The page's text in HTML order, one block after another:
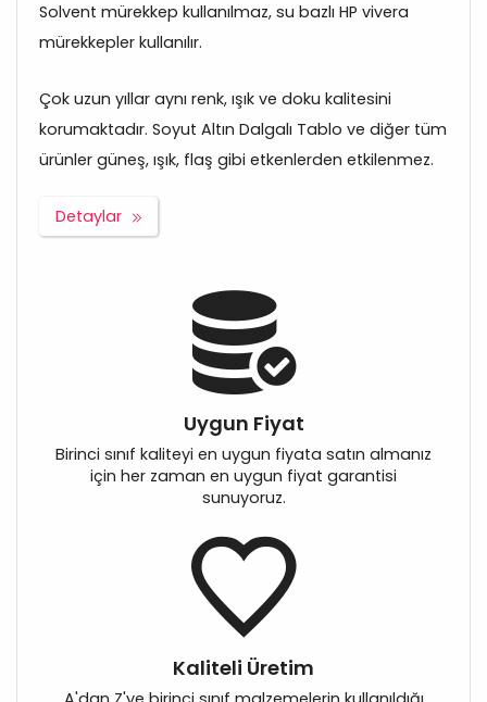
Solvent mürekkep kullanılmaz, su bazlı HP vivera
mürekkepler kullanılır.
Çok uzun yıllar aynı renk, ışık ve doku kalitesini
korumaktadır. Soyut Altın Dalgalı Tablo ve diğer tüm
ürünler güneş, ışık, flaş gibi etkenlerden etkilenmez.
Detaylar
Uygun Fiyat
Birinci sınıf kaliteyi en uygun fiyata satın almanız
için her zaman en uygun fiyat garantisi
sunuyoruz.
Kaliteli Üretim